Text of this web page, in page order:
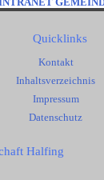
Quicklinks
Kontakt
Inhaltsverzeichnis
Impressum
Datenschutz
Halfing